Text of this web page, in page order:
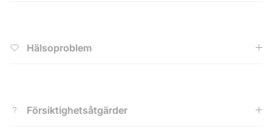
Hälsoproblem
Försiktighetsåtgärder